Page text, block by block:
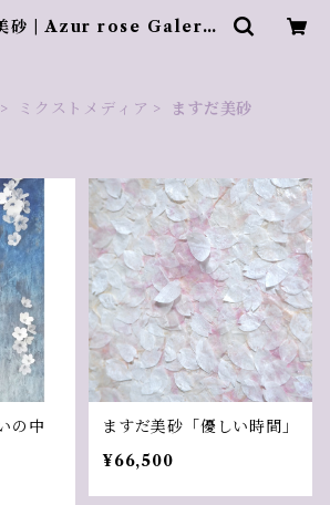
美砂 | Azur rose Galerie
ミクストメディア
ますだ美砂
の中
ますだ美砂「優しい時間」
¥66,500